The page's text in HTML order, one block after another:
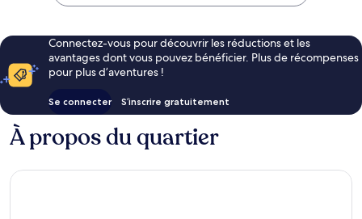
Connectez-vous pour découvrir les réductions et les
avantages dont vous pouvez bénéficier. Plus de récompenses
pour plus d’aventures !
Se connecter S’inscrire gratuitement
À propos du quartier